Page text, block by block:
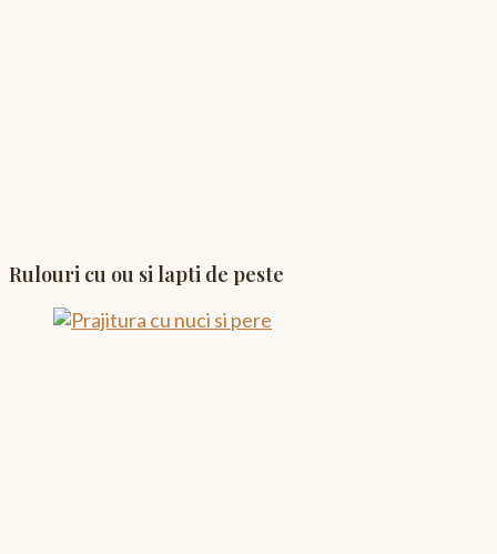
Rulouri cu ou si lapti de peste